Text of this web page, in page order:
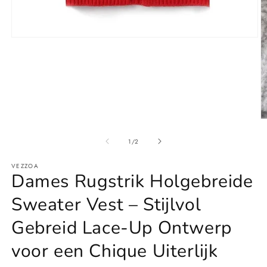
1 /van
2
VEZZOA
Dames Rugstrik Holgebreide
Sweater Vest – Stijlvol
Gebreid Lace-Up Ontwerp
voor een Chique Uiterlijk